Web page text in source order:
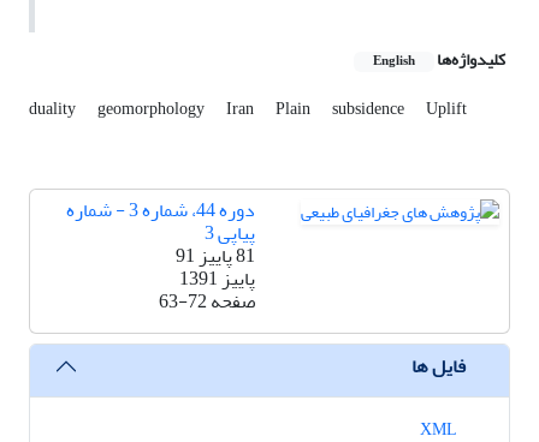
کلیدواژه‌ها English
duality geomorphology Iran Plain subsidence Uplift
دوره 44، شماره 3 - شماره
پیاپی 3
81 پاییز 91
پاییز 1391
صفحه63-72
فایل ها